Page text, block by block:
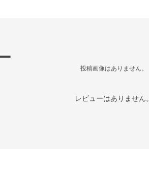
投稿画像はありません。
レビューはありません。